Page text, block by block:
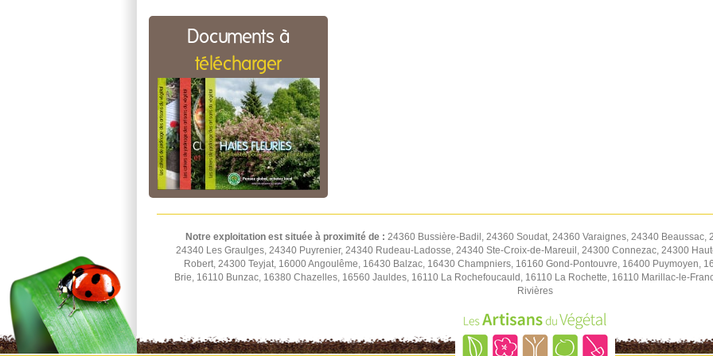
Documents à
télécharger
Notre exploitation est située à proximité de : 24360 Bussière-Badil, 24360 Soudat, 24360 Varaignes, 24340
24340 Les Graulges, 24340 Puyrenier, 24340 Rudeau-Ladosse, 24340 Ste-Croix-de-Mareuil, 24300 Connezac, 24300
Robert, 24300 Teyjat, 16000 Angoulême, 16430 Balzac, 16430 Champniers, 16160 Gond-Pontouvre, 16400 Puymoyen,
Brie, 16110 Bunzac, 16380 Chazelles, 16560 Jauldes, 16110 La Rochefoucauld, 16110 La Rochette, 16110 Marillac-le-
Rivières